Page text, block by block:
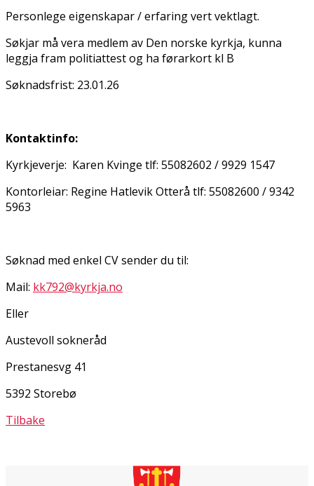
Personlege eigenskapar / erfaring vert vektlagt.
Søkjar må vera medlem av Den norske kyrkja, kunna
leggja fram politiattest og ha førarkort kl B
Søknadsfrist: 23.01.26
Kontaktinfo:
Kyrkjeverje: Karen Kvinge tlf: 55082602 / 9929 1547
Kontorleiar: Regine Hatlevik Otterå tlf: 55082600 / 9342
5963
Søknad med enkel CV sender du til:
Mail: kk792@kyrkja.no
Eller
Austevoll sokneråd
Prestanesvg 41
5392 Storebø
Tilbake